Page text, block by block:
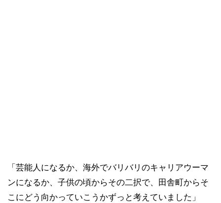
「芸能人になるか、海外でバリバリのキャリアウーマ
ンになるか、子供の頃からその二択で、田舎町からそ
こにどう向かっていこうかずっと考えていました」